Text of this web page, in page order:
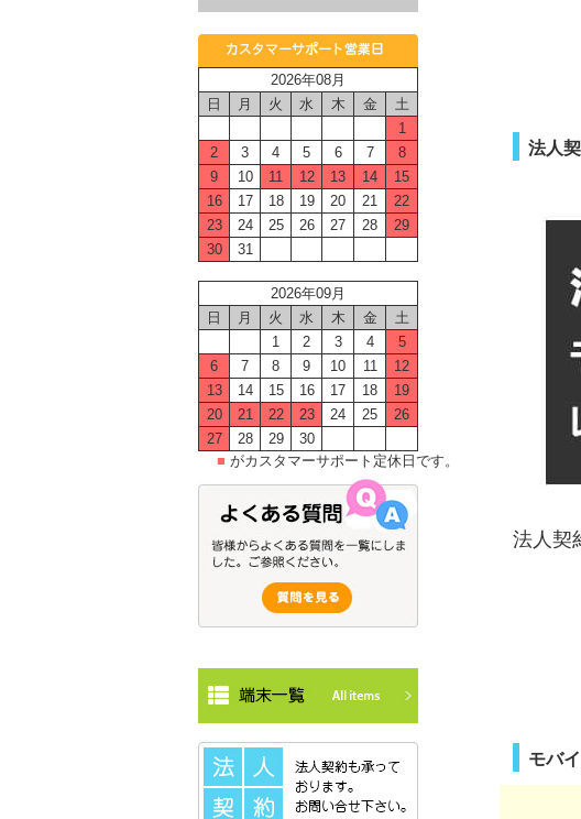
2026年08月
日
月 火 水 木 金
土
1
2
3 4 5 6 7
8
9
10 11 12 13 14
15
16
17 18 19 20 21
22
23
24 25 26 27 28
29
30
31
2026年09月
日
月 火 水 木 金
土
1
2 3 4
5
6
7 8 9 10 11
12
13
14 15 16 17 18
19
20
21 22 23 24 25
26
27
28 29
30
■ がカスタマーサポート定休日です。
法人
法人契
モバ